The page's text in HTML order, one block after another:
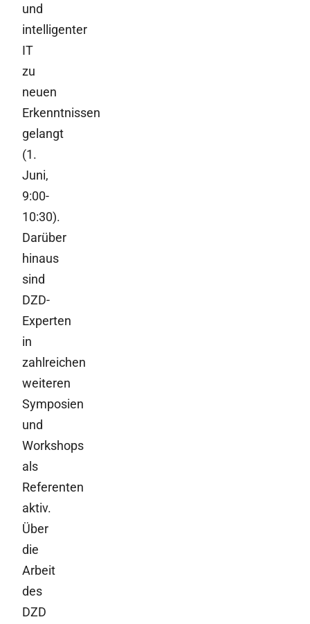
und
intelligenter
IT
zu
neuen
Erkenntnissen
gelangt
(1.
Juni,
9:00-
10:30).
Darüber
hinaus
sind
DZD-
Experten
in
zahlreichen
weiteren
Symposien
und
Workshops
als
Referenten
aktiv.
Über
die
Arbeit
des
DZD